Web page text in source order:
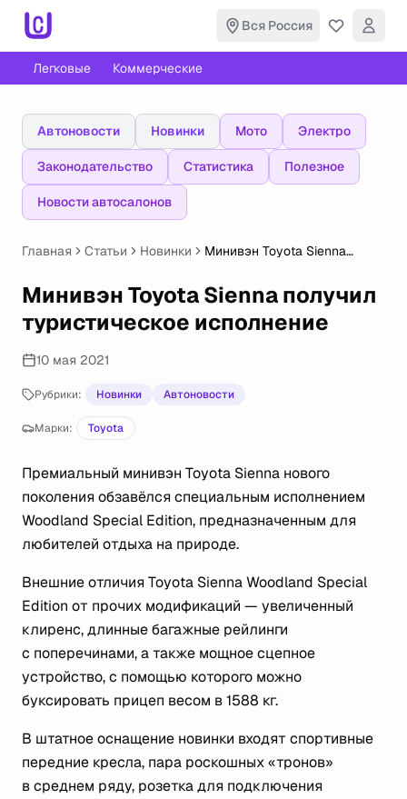
Вся Россия
Легковые Коммерческие
Автоновости Новинки Мото Электро
Законодательство Статистика Полезное
Новости автосалонов
Главная Статьи Новинки
Минивэн Toyota Sienna
исполнение
Минивэн Toyota Sienna получил
туристическое исполнение
10 мая 2021
Рубрики: Новинки Автоновости
Марки: Toyota
Премиальный минивэн Toyota Sienna нового
поколения обзавёлся специальным исполнением
Woodland Special Edition, предназначенным для
любителей отдыха на природе.
Внешние отличия Toyota Sienna Woodland Special
Edition от прочих модификаций — увеличенный
клиренс, длинные багажные рейлинги
с поперечинами, а также мощное сцепное
устройство, с помощью которого можно
буксировать прицеп весом в 1588 кг.
В штатное оснащение новинки входят спортивные
передние кресла, пара роскошных «тронов»
в среднем ряду, розетка для подключения